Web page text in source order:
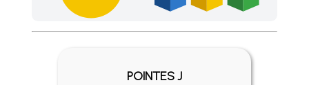
Achetez 4 sachets ou boîtes d'agrafes ou de pointes et
POINTES J